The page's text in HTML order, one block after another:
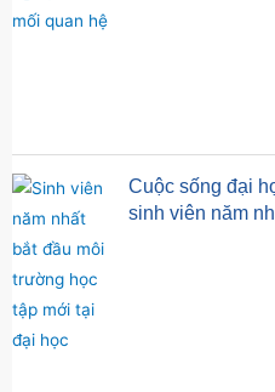
Cuộc sống đại
sinh viên năm